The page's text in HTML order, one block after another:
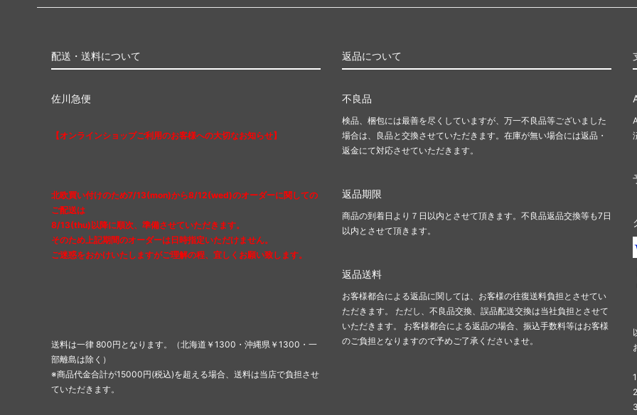
配送・送料について
佐川急便
【オンラインショップご利用のお客様への大切なお知らせ】
北欧買い付けのため7/13(mon)から8/12(wed)のオーダーに関しての
ご配送は
8/13(thu)以降に順次、準備させていただきます。
そのため上記期間のオーダーは日時指定いただけません。
ご迷惑をおかけいたしますがご理解の程、宜しくお願い致します。
送料は一律 800円となります。（北海道￥1300・沖縄県￥1300・一
部離島は除く）
※商品代金合計が15000円(税込)を超える場合、送料は当店で負担させ
ていただきます。
返品について
不良品
検品、梱包には最善を尽くしていますが、万一不良品等ございました
場合は、良品と交換させていただきます。在庫が無い場合には返品・
返金にて対応させていただきます。
返品期限
商品の到着日より７日以内とさせて頂きます。不良品返品交換等も7日
以内とさせて頂きます。
返品送料
お客様都合による返品に関しては、お客様の往復送料負担とさせてい
ただきます。 ただし、不良品交換、誤品配送交換は当社負担とさせて
いただきます。 お客様都合による返品の場合、振込手数料等はお客様
のご負担となりますので予めご了承くださいませ。